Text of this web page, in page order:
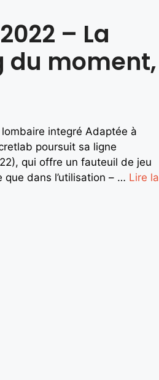
– La
du moment,
integré Adaptée à
poursuit sa ligne
qui offre un fauteuil de jeu
dans l’utilisation – … Lire la